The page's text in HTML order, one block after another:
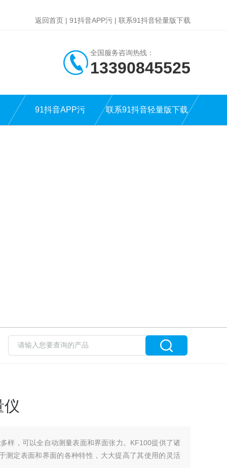
返回首页 | 91抖音APP污 | 联系91抖音轻量版下载
全国服务咨询热线：
13390845525
91抖音APP污 联系91抖音轻量版下载
仪
，可以全自动测量表面和界面张力。KF100提供了诸
定表面和界面的各种特性，大大提高了其使用的灵活